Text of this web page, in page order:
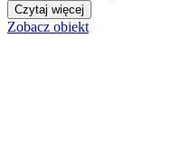
Czytaj więcej
Zobacz obiekt